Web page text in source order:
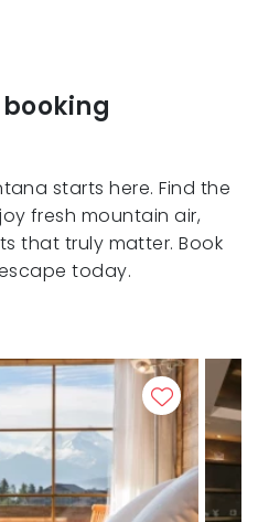
starts here. Find the
fresh mountain air,
that truly matter. Book
today.